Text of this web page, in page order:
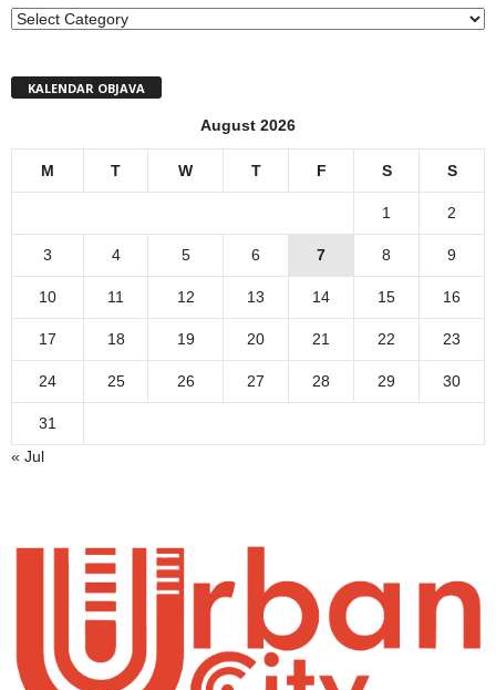
MENI
KALENDAR OBJAVA
August 2026
M T W T F S S
1 2
3 4 5 6 7 8 9
10 11 12 13 14 15 16
17 18 19 20 21 22 23
24 25 26 27 28 29 30
31
« Jul